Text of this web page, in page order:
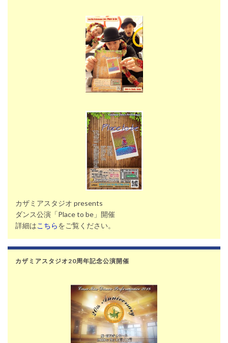
カザミアスタジオ presents
ダンス公演「Place to be」開催
詳細はこちらをご覧ください。
カザミアスタジオ20周年記念公演開催